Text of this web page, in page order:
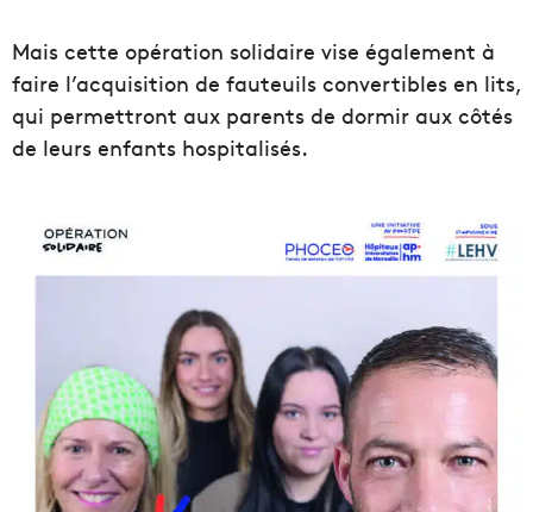
Mais cette opération solidaire vise également à
faire l’acquisition de fauteuils convertibles en lits,
qui permettront aux parents de dormir aux côtés
de leurs enfants hospitalisés.